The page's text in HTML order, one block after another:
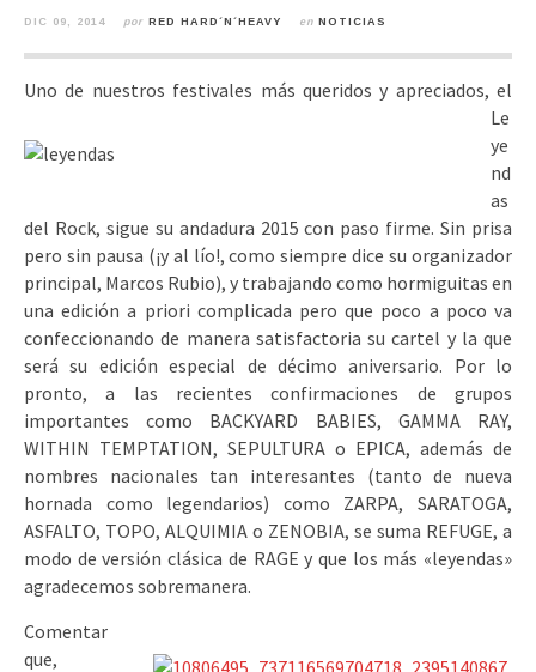
DIC 09, 2014 por RED HARD´N´HEAVY en NOTICIAS
Uno de nuestros festivales más queridos y apreciados, el
Le
ye
nd
as
del Rock, sigue su andadura 2015 con paso firme.Sin prisa
pero sin pausa (¡y al lío!, como siempre dice su organizador
principal, Marcos Rubio), y trabajando como hormiguitas en
una edición a priori complicada pero que poco a poco va
confeccionando de manera satisfactoria su cartel y la que
será su edición especial de décimo aniversario. Por lo
pronto, a las recientes confirmaciones de grupos
importantes como BACKYARD BABIES, GAMMA RAY,
WITHIN TEMPTATION, SEPULTURA o EPICA, además de
nombres nacionales tan interesantes (tanto de nueva
hornada como legendarios) como ZARPA, SARATOGA,
ASFALTO, TOPO, ALQUIMIA o ZENOBIA, se suma REFUGE, a
modo de versión clásica de RAGE y que los más «leyendas»
agradecemos sobremanera.
Comentar
que,